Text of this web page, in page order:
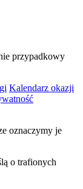
przypadkowy
Kalendarz okazji
oznaczymy je
o trafionych